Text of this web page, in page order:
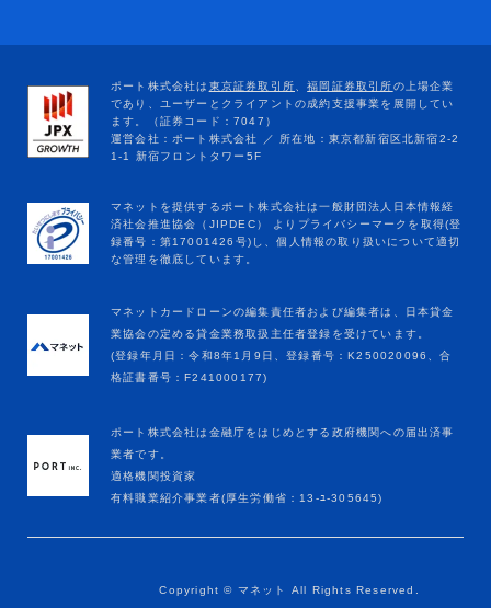
マネットカードローンの編集責任者および編集者は、日本貸金
業協会の定める貸金業務取扱主任者登録を受けています。
(登録年月日：令和8年1月9日、登録番号：K250020096、合
格証書番号：F241000177)
ポート株式会社は金融庁をはじめとする政府機関への届出済事
業者です。
適格機関投資家
有料職業紹介事業者(厚生労働省：13-ﾕ-305645)